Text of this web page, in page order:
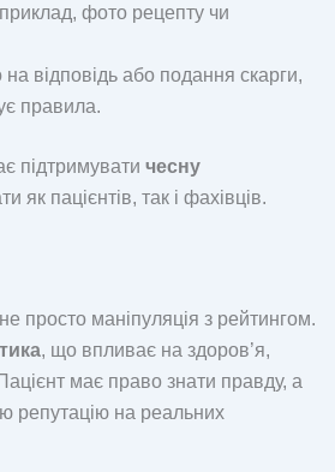
фото рецепту чи
на відповідь або подання скарги,
правила.
підтримувати чесну
як пацієнтів, так і фахівців.
просто маніпуляція з рейтингом.
, що впливає на здоров’я,
має право знати правду, а
репутацію на реальних